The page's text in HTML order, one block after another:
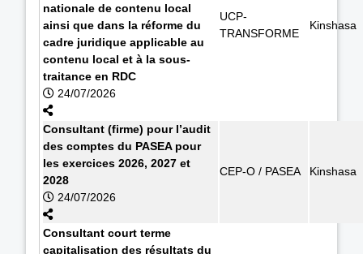
nationale de contenu local
ainsi que dans la réforme du
cadre juridique applicable au
contenu local et à la sous-
traitance en RDC
24/07/2026
UCP-
TRANSFORME
Kinshasa
Consultant (firme) pour l’audit
des comptes du PASEA pour
les exercices 2026, 2027 et
2028
24/07/2026
CEP-O / PASEA Kinshasa
Consultant court terme
capitalisation des résultats du